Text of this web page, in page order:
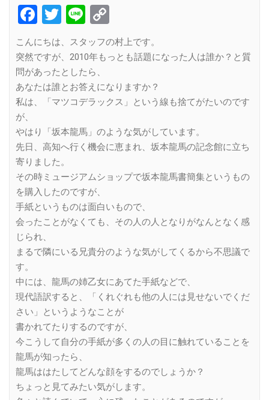
Facebook
Twitter
Line
Link
こんにちは、スタッフの村上です。
突然ですが、2010年もっとも話題になった人は誰か？と質
問があったとしたら、
あなたは誰とお答えになりますか？
私は、「マツコデラックス」という線も捨てがたいのです
が、
やはり「坂本龍馬」のような気がしています。
先日、高知へ行く機会に恵まれ、坂本龍馬の記念館に立ち
寄りました。
その時ミュージアムショップで坂本龍馬書簡集というもの
を購入したのですが、
手紙というものは面白いもので、
会ったことがなくても、その人の人となりがなんとなく感
じられ、
まるで隣にいる兄貴分のような気がしてくるから不思議で
す。
中には、龍馬の姉乙女にあてた手紙などで、
現代語訳すると、「くれぐれも他の人には見せないでくだ
さい」というようなことが
書かれてたりするのですが、
今こうして自分の手紙が多くの人の目に触れていることを
龍馬が知ったら、
龍馬ははたしてどんな顔をするのでしょうか？
ちょっと見てみたい気がします。